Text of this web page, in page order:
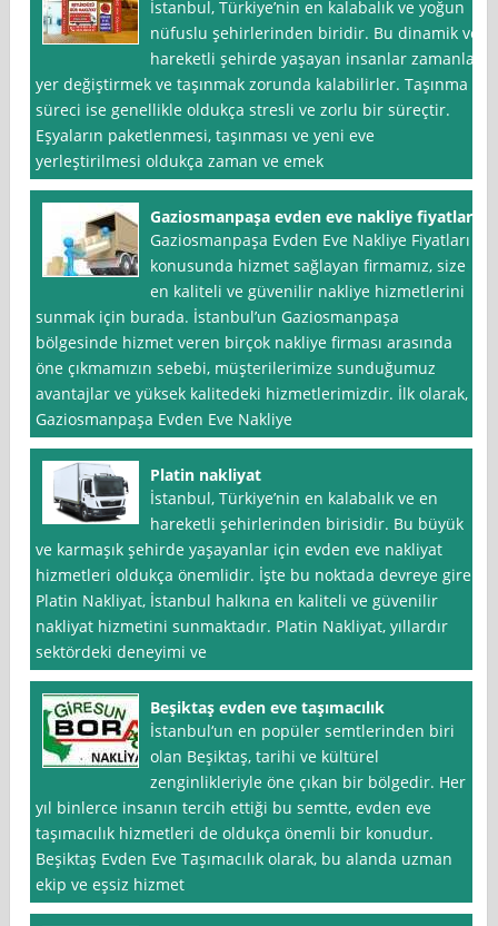
İstanbul, Türkiye’nin en kalabalık ve yoğun
nüfuslu şehirlerinden biridir. Bu dinamik ve
hareketli şehirde yaşayan insanlar zamanla
yer değiştirmek ve taşınmak zorunda kalabilirler. Taşınma
süreci ise genellikle oldukça stresli ve zorlu bir süreçtir.
Eşyaların paketlenmesi, taşınması ve yeni eve
yerleştirilmesi oldukça zaman ve emek
Gaziosmanpaşa evden eve nakliye fiyatları
Gaziosmanpaşa Evden Eve Nakliye Fiyatları
konusunda hizmet sağlayan firmamız, size
en kaliteli ve güvenilir nakliye hizmetlerini
sunmak için burada. İstanbul’un Gaziosmanpaşa
bölgesinde hizmet veren birçok nakliye firması arasında
öne çıkmamızın sebebi, müşterilerimize sunduğumuz
avantajlar ve yüksek kalitedeki hizmetlerimizdir. İlk olarak,
Gaziosmanpaşa Evden Eve Nakliye
Platin nakliyat
İstanbul, Türkiye’nin en kalabalık ve en
hareketli şehirlerinden birisidir. Bu büyük
ve karmaşık şehirde yaşayanlar için evden eve nakliyat
hizmetleri oldukça önemlidir. İşte bu noktada devreye giren
Platin Nakliyat, İstanbul halkına en kaliteli ve güvenilir
nakliyat hizmetini sunmaktadır. Platin Nakliyat, yıllardır
sektördeki deneyimi ve
Beşiktaş evden eve taşımacılık
İstanbul‘un en popüler semtlerinden biri
olan Beşiktaş, tarihi ve kültürel
zenginlikleriyle öne çıkan bir bölgedir. Her
yıl binlerce insanın tercih ettiği bu semtte, evden eve
taşımacılık hizmetleri de oldukça önemli bir konudur.
Beşiktaş Evden Eve Taşımacılık olarak, bu alanda uzman
ekip ve eşsiz hizmet